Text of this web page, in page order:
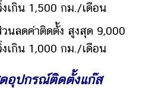
เกิน 1,500 กม./เดือน
นลดค่าติดตั้ง สูงสุด 9,000
เกิน 1,000 กม./เดือน
ดอุปกรณ์ติดตั้งแก๊ส